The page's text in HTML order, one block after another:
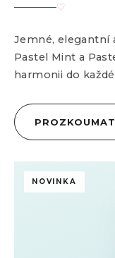
♡
Jemné, elegantní
Pastel Mint a
harmonii do
NOVINKA